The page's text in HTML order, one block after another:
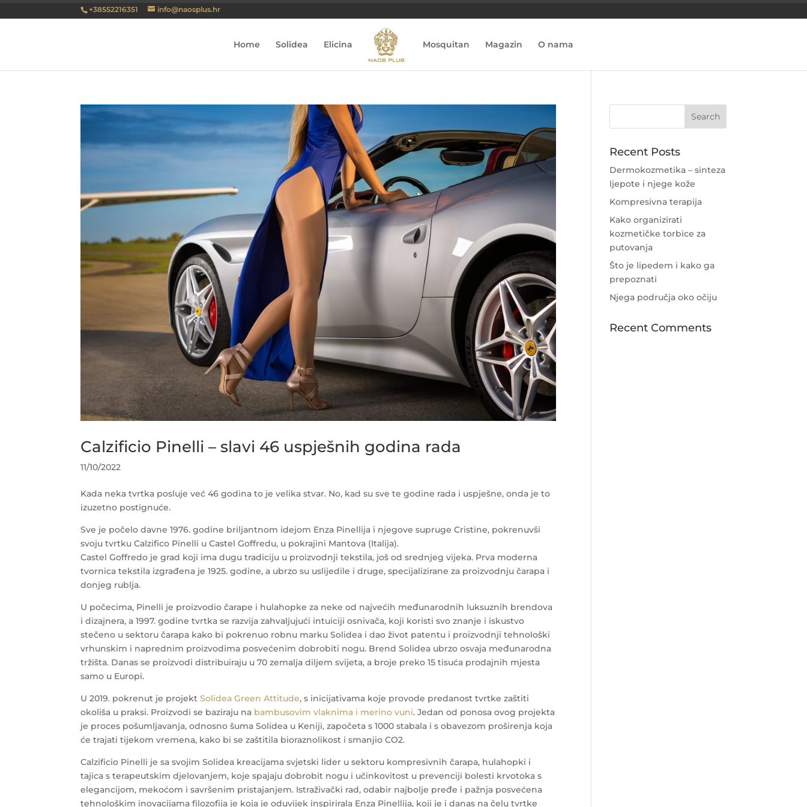
+38552216351 info@naosplus.hr
Home Solidea Elicina Mosquitan Magazin O nama
Calzificio Pinelli – slavi 46 uspješnih godina rada
11/10/2022
Kada neka tvrtka posluje već 46 godina to je velika stvar. No, kad su sve te godine rada i uspješne, onda je to
izuzetno postignuće.
Sve je počelo davne 1976. godine briljantnom idejom Enza Pinellija i njegove supruge Cristine, pokrenuvši
svoju tvrtku Calzifico Pinelli u Castel Goffredu, u pokrajini Mantova (Italija).
Castel Goffredo je grad koji ima dugu tradiciju u proizvodnji tekstila, još od srednjeg vijeka. Prva moderna
tvornica tekstila izgrađena je 1925. godine, a ubrzo su uslijedile i druge, specijalizirane za proizvodnju čarapa i
donjeg rublja.
U počecima, Pinelli je proizvodio čarape i hulahopke za neke od najvećih međunarodnih luksuznih brendova
i dizajnera, a 1997. godine tvrtka se razvija zahvaljujući intuiciji osnivača, koji koristi svo znanje i iskustvo
stečeno u sektoru čarapa kako bi pokrenuo robnu marku Solidea i dao život patentu i proizvodnji tehnološki
vrhunskim i naprednim proizvodima posvećenim dobrobiti nogu. Brend Solidea ubrzo osvaja međunarodna
tržišta. Danas se proizvodi distribuiraju u 70 zemalja diljem svijeta, a broje preko 15 tisuća prodajnih mjesta
samo u Europi.
U 2019. pokrenut je projektSolidea Green Attitude, s inicijativama koje provode predanost tvrtke zaštiti
okoliša u praksi. Proizvodi se baziraju na bambusovim vlaknima i merino vuni. Jedan od ponosa ovog projekta
je proces pošumljavanja, odnosno šuma Solidea u Keniji, započeta s 1000 stabala i s obavezom proširenja koja
će trajati tijekom vremena, kako bi se zaštitila bioraznolikost i smanjio CO2.
Calzificio Pinelli je sa svojim Solidea kreacijama svjetski lider u sektoru kompresivnih čarapa, hulahopki i
tajica s terapeutskim djelovanjem, koje spajaju dobrobit nogu i učinkovitost u prevenciji bolesti krvotoka s
elegancijom, mekoćom i savršenim pristajanjem. Istraživački rad, odabir najbolje pređe i pažnja posvećena
tehnološkim inovacijama filozofija je koja je oduvijek inspirirala Enza Pinellija, koji je i danas na čelu tvrtke
Recent Posts
Dermokozmetika – sinteza
ljepote i njege kože
Kompresivna terapija
Kako organizirati
kozmetičke torbice za
putovanja
Što je lipedem i kako ga
prepoznati
Njega područja oko očiju
Recent Comments